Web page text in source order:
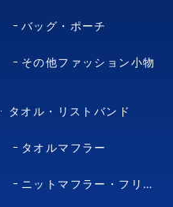
バッグ・ポーチ
その他ファッション小物
タオル・リストバンド
タオルマフラー
ニットマフラー・フリースマフラー